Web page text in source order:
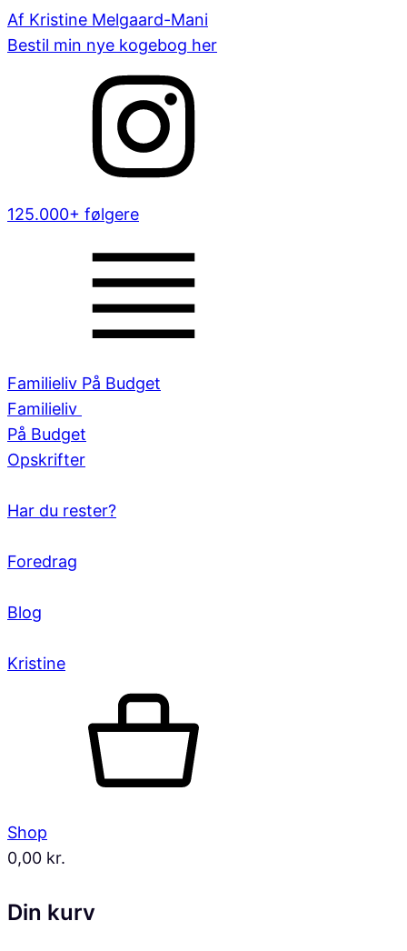
Af Kristine Melgaard-Mani
Bestil min nye kogebog her
125.000+ følgere
Familieliv På Budget
Familieliv
På Budget
Opskrifter
Har du rester?
Foredrag
Blog
Kristine
Shop
0,00 kr.
Din kurv